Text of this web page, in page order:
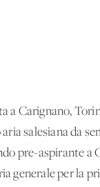
a Carignano,
salesiana da
pre-aspirante a
generale per la